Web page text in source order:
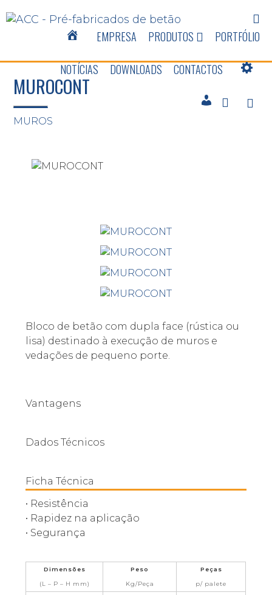
EMPRESA PRODUTOS PORTFÓLIO
NOTÍCIAS DOWNLOADS CONTACTOS
MUROCONT
MUROS
Bloco de betão com dupla face (rústica ou
lisa) destinado à execução de muros e
vedações de pequeno porte.
Vantagens
Dados Técnicos
Ficha Técnica
• Resistência
• Rapidez na aplicação
• Segurança
Dimensões
(L – P – H mm)
Peso
Kg/Peça
Peças
p/ palete